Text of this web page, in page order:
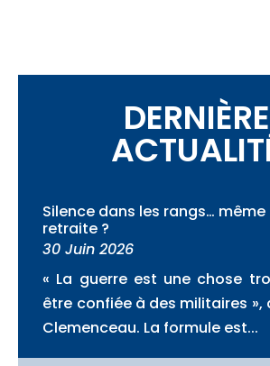
Silence dans les rangs…
retraite ?
30 Juin 2026
« La guerre est une chose
être confiée à des militaires
Clemenceau. La formule est...